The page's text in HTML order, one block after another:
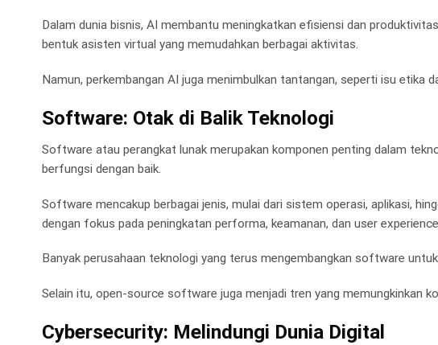
Dalam dunia bisnis, AI membantu meningkatkan efisiensi dan
bentuk asisten virtual yang memudahkan berbagai aktivitas.
Namun, perkembangan AI juga menimbulkan tantangan, seperti isu etika
Software: Otak di Balik Teknologi
Software atau perangkat lunak merupakan komponen penting dalam
berfungsi dengan baik.
Software mencakup berbagai jenis, mulai dari sistem operasi, aplikasi,
dengan fokus pada peningkatan performa, keamanan, dan user
Banyak perusahaan teknologi yang terus mengembangkan software
Selain itu, open-source software juga menjadi tren yang memungkinkan
Cybersecurity: Melindungi Dunia Digital